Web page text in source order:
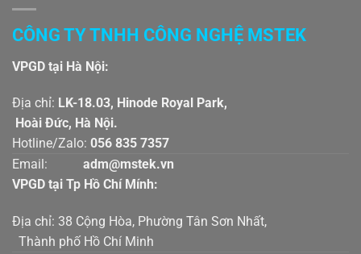
CÔNG TY TNHH CÔNG NGHỆ MSTEK
VPGD tại Hà Nội:
Địa chỉ: LK-18.03, Hinode Royal Park,
Hoài Đức, Hà Nội.
Hotline/Zalo: 056 835 7357
Email:
adm@mstek.vn
VPGD tại Tp Hồ Chí Mính:
Địa chỉ: 38 Cộng Hòa, Phường Tân Sơn Nhất,
Thành phố Hồ Chí Minh